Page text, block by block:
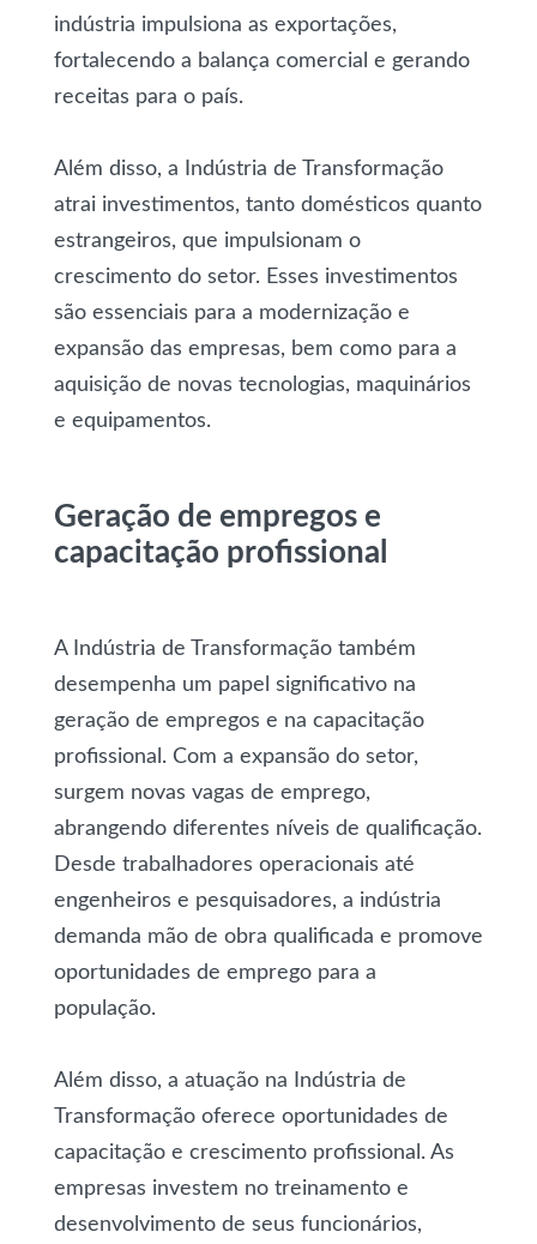
indústria impulsiona as exportações,
fortalecendo a balança comercial e gerando
receitas para o país.
Além disso, a Indústria de Transformação
atrai investimentos, tanto domésticos quanto
estrangeiros, que impulsionam o
crescimento do setor. Esses investimentos
são essenciais para a modernização e
expansão das empresas, bem como para a
aquisição de novas tecnologias, maquinários
e equipamentos.
Geração de empregos e
capacitação profissional
A Indústria de Transformação também
desempenha um papel significativo na
geração de empregos e na capacitação
profissional. Com a expansão do setor,
surgem novas vagas de emprego,
abrangendo diferentes níveis de qualificação.
Desde trabalhadores operacionais até
engenheiros e pesquisadores, a indústria
demanda mão de obra qualificada e promove
oportunidades de emprego para a
população.
Além disso, a atuação na Indústria de
Transformação oferece oportunidades de
capacitação e crescimento profissional. As
empresas investem no treinamento e
desenvolvimento de seus funcionários,